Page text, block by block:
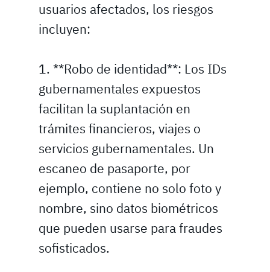
usuarios afectados, los riesgos
incluyen:
1. **Robo de identidad**: Los IDs
gubernamentales expuestos
facilitan la suplantación en
trámites financieros, viajes o
servicios gubernamentales. Un
escaneo de pasaporte, por
ejemplo, contiene no solo foto y
nombre, sino datos biométricos
que pueden usarse para fraudes
sofisticados.